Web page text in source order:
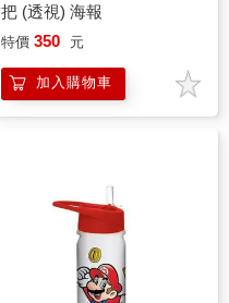
把 (透視) 海報
特價 350 元
加入購物車